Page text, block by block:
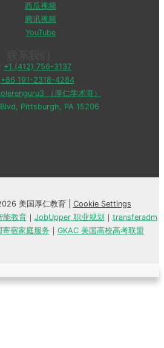
西瓜视频
腾讯视频
YouTube
+1 (412) 756-3137
+86 191-2318-4284
（厚仁学术哥）
Pittsburgh, PA 15206
美国厚仁教育 | Cookie Settings
能教育｜ JobUpper 职业规划 ｜ transferadm
寄宿家庭服务 ｜ GKAC 美国高校高考联盟